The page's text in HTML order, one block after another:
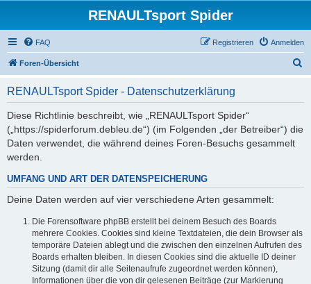
RENAULTsport Spider
FAQ Anmelden
Registrieren
Foren-Übersicht
RENAULTsport Spider - Datenschutzerklärung
Diese Richtlinie beschreibt, wie „RENAULTsport Spider“
(„https://spiderforum.debleu.de“) (im Folgenden „der Betreiber“) die
Daten verwendet, die während deines Foren-Besuchs gesammelt
werden.
UMFANG UND ART DER DATENSPEICHERUNG
Deine Daten werden auf vier verschiedene Arten gesammelt:
Die Forensoftware phpBB erstellt bei deinem Besuch des Boards
mehrere Cookies. Cookies sind kleine Textdateien, die dein Browser als
temporäre Dateien ablegt und die zwischen den einzelnen Aufrufen des
Boards erhalten bleiben. In diesen Cookies sind die aktuelle ID deiner
Sitzung (damit dir alle Seitenaufrufe zugeordnet werden können),
Informationen über die von dir gelesenen Beiträge (zur Markierung